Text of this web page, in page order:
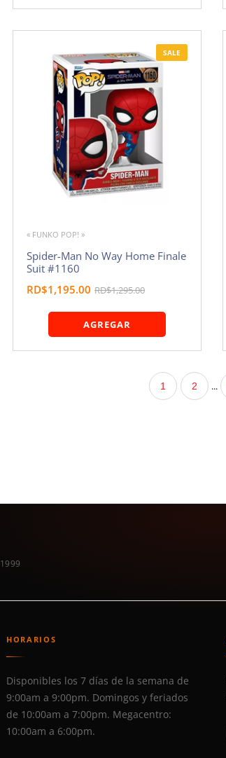
SALE
« FUNKO POP! »
Spider-Man No Way Home Finale
Suit #1160
RD$1,195.00 RD$1,295.00
AGREGAR
1 2 ...
HORARIOS
Disponibles los 7 días de la semana de
9:00am a 9:00pm. Domingos y feriados
de 10:00am a 7:00pm. Megacentro:
10:00am a 6:00pm.